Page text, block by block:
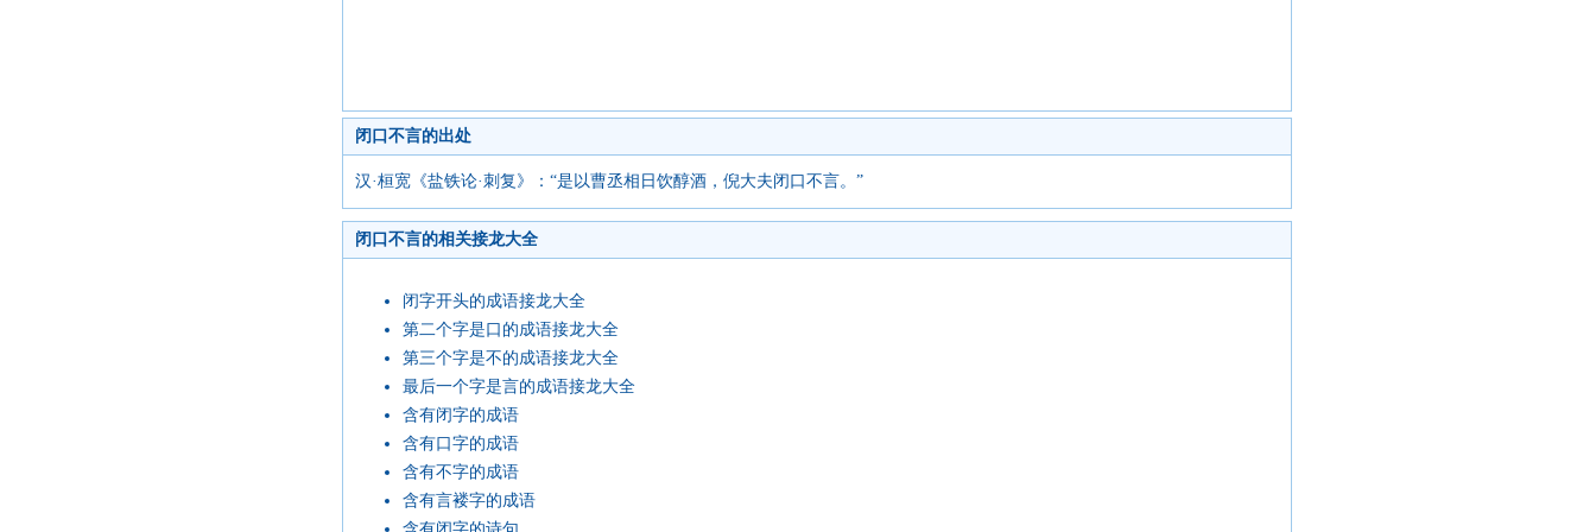
闭口不言的出处
汉·桓宽《盐铁论·刺复》：“是以曹丞相日饮醇酒，倪大夫闭口不言。”
闭口不言的相关接龙大全
闭字开头的成语接龙大全
第二个字是口的成语接龙大全
第三个字是不的成语接龙大全
最后一个字是言的成语接龙大全
含有闭字的成语
含有口字的成语
含有不字的成语
含有言褛字的成语